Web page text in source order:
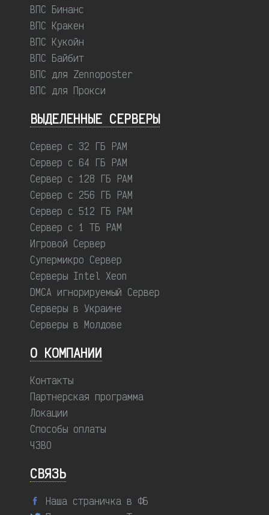
ВПС Бинанс
ВПС Кракен
ВПС Кукойн
ВПС Байбит
ВПС для Zennoposter
ВПС для Прокси
ВЫДЕЛЕННЫЕ CЕРВЕРЫ
Сервер с 32 ГБ РАМ
Сервер с 64 ГБ РАМ
Сервер с 128 ГБ РАМ
Сервер с 256 ГБ РАМ
Сервер с 512 ГБ РАМ
Сервер с 1 ТБ РАМ
Игровой Сервер
Супермикро Сервер
Серверы Intel Xeon
DMCA игнорируемый Сервер
Серверы в Украине
Серверы в Молдове
О КОМПАНИИ
Контакты
Партнерская программа
Локации
Способы оплаты
ЧЗВО
СВЯЗЬ
Наша страничка в ФБ